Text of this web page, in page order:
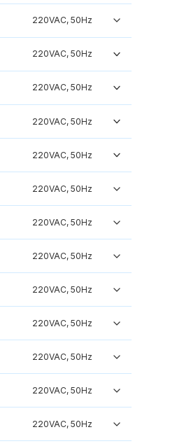
220VAC, 50Hz
220VAC, 50Hz
220VAC, 50Hz
220VAC, 50Hz
220VAC, 50Hz
220VAC, 50Hz
220VAC, 50Hz
220VAC, 50Hz
220VAC, 50Hz
220VAC, 50Hz
220VAC, 50Hz
220VAC, 50Hz
220VAC, 50Hz